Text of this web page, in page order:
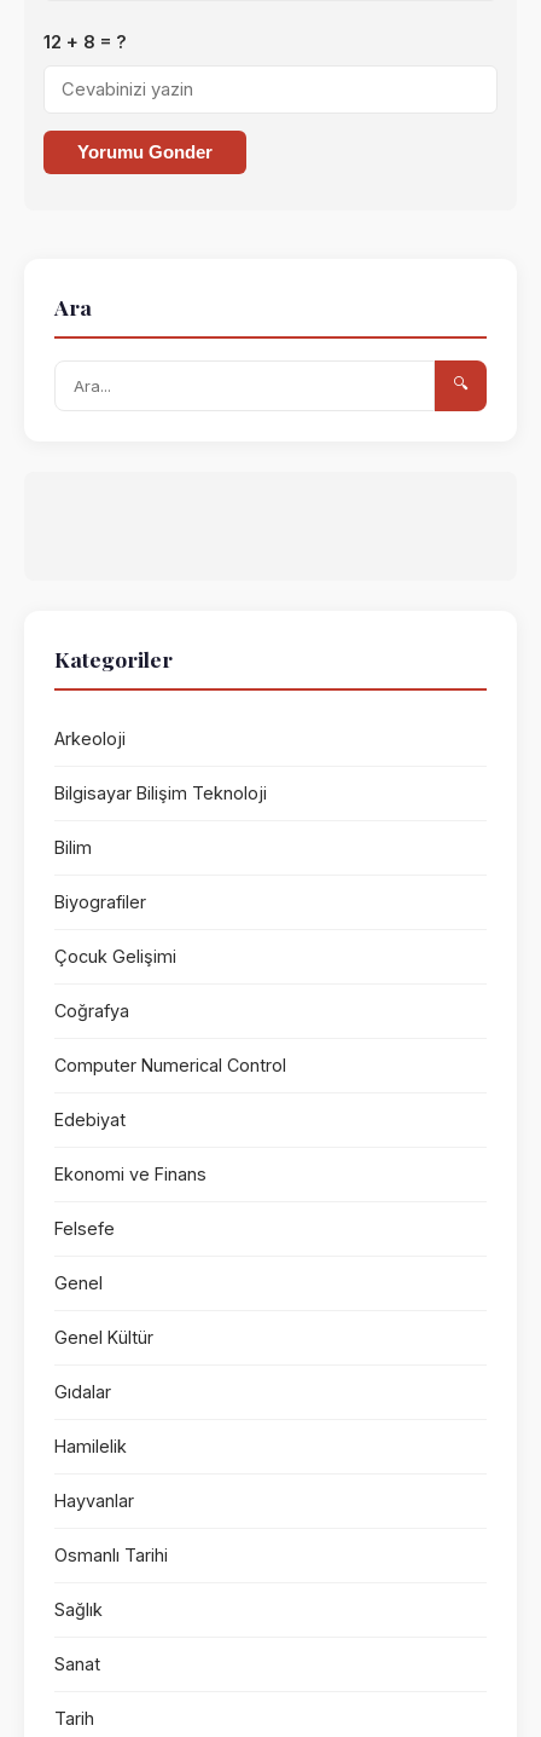
12 + 8 = ?
Yorumu Gonder
Ara
🔍
Kategoriler
Arkeoloji
Bilgisayar Bilişim Teknoloji
Bilim
Biyografiler
Çocuk Gelişimi
Coğrafya
Computer Numerical Control
Edebiyat
Ekonomi ve Finans
Felsefe
Genel
Genel Kültür
Gıdalar
Hamilelik
Hayvanlar
Osmanlı Tarihi
Sağlık
Sanat
Tarih